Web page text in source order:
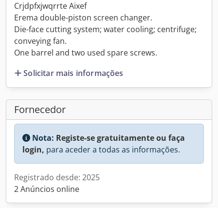
Crjdpfxjwqrrte Aixef
Erema double-piston screen changer.
Die-face cutting system; water cooling; centrifuge;
conveying fan.
One barrel and two used spare screws.
Solicitar mais informações
Fornecedor
Nota: Registe-se gratuitamente ou faça
login, para aceder a todas as informações.
Registrado desde: 2025
2 Anúncios online